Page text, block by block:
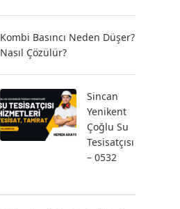
Kombi Basıncı Neden Düşer?
Nasıl Çözülür?
Sincan
Yenikent
Çoğlu Su
Tesisatçısı
– 0532